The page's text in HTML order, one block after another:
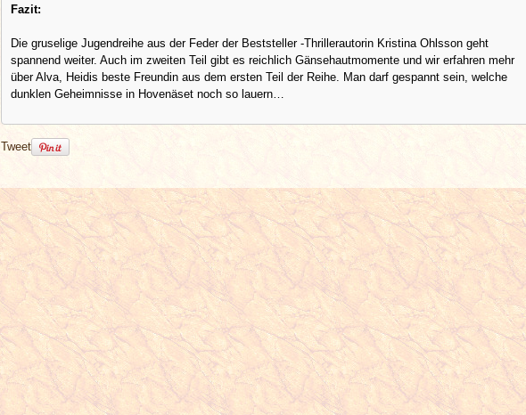
Fazit:
Die gruselige Jugendreihe aus der Feder der Beststeller -Thrillerautorin Kristina Ohlsson geht
spannend weiter. Auch im zweiten Teil gibt es reichlich Gänsehautmomente und wir erfahren mehr
über Alva, Heidis beste Freundin aus dem ersten Teil der Reihe. Man darf gespannt sein, welche
dunklen Geheimnisse in Hovenäset noch so lauern…
Tweet